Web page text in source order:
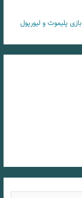
پلیموث و لیورپول